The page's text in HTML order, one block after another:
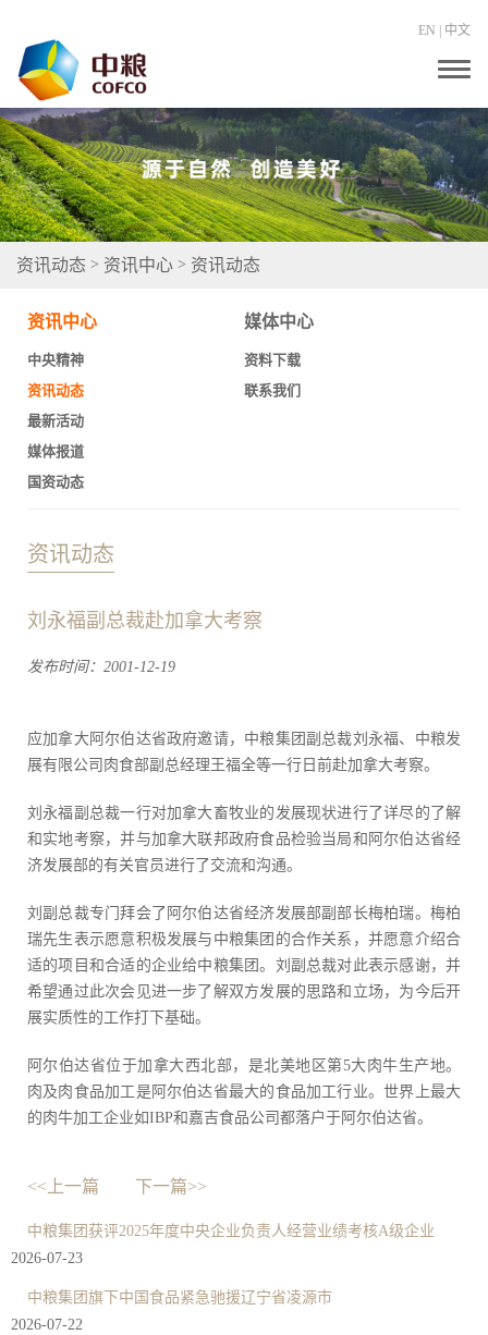
EN 中文
T
g
g
e
n
a
v
i
资讯动态 > 资讯中心 > 资讯动态
资讯中心
中央精神
资讯动态
最新活动
媒体报道
国资动态
媒体中心
资料下载
联系我们
资讯动态
刘永福副总裁赴加拿大考察
发布时间：2001-12-19
应加拿大阿尔伯达省政府邀请，中粮集团副总裁刘永福、中粮发
展有限公司肉食部副总经理王福全等一行日前赴加拿大考察。
刘永福副总裁一行对加拿大畜牧业的发展现状进行了详尽的了解
和实地考察，并与加拿大联邦政府食品检验当局和阿尔伯达省经
济发展部的有关官员进行了交流和沟通。
刘副总裁专门拜会了阿尔伯达省经济发展部副部长梅柏瑞。梅柏
瑞先生表示愿意积极发展与中粮集团的合作关系，并愿意介绍合
适的项目和合适的企业给中粮集团。刘副总裁对此表示感谢，并
希望通过此次会见进一步了解双方发展的思路和立场，为今后开
展实质性的工作打下基础。
阿尔伯达省位于加拿大西北部，是北美地区第5大肉牛生产地。
肉及肉食品加工是阿尔伯达省最大的食品加工行业。世界上最大
的肉牛加工企业如IBP和嘉吉食品公司都落户于阿尔伯达省。
<<上一篇 下一篇>>
中粮集团获评2025年度中央企业负责人经营业绩考核A级企业
2026-07-23
中粮集团旗下中国食品紧急驰援辽宁省凌源市
2026-07-22